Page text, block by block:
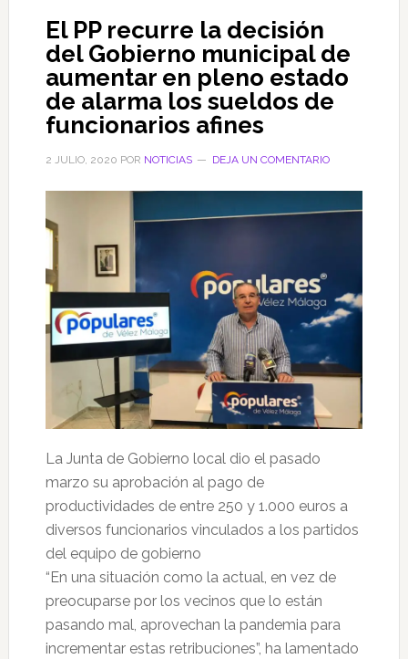
El PP recurre la decisión
del Gobierno municipal de
aumentar en pleno estado
de alarma los sueldos de
funcionarios afines
2 JULIO, 2020 POR NOTICIAS DEJA UN COMENTARIO
La Junta de Gobierno local dio el pasado
marzo su aprobación al pago de
productividades de entre 250 y 1.000 euros a
diversos funcionarios vinculados a los partidos
del equipo de gobierno
“En una situación como la actual, en vez de
preocuparse por los vecinos que lo están
pasando mal, aprovechan la pandemia para
incrementar estas retribuciones”, ha lamentado